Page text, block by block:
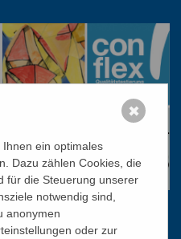
ein optimales
Dazu zählen Cookies, die
für die Steuerung unserer
notwendig sind,
anonymen
oder zur
✖